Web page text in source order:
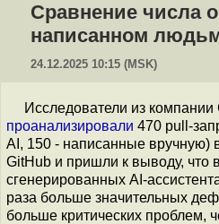
Сравнение числа
написанном
24.12.2025 10:15 (MSK)
Исследователи из
проанализировали 470 pull-
AI, 150 - написанные вручную)
GitHub и пришли к выводу, что
сгенерированных AI-
раза больше значительных
больше критических проблем,